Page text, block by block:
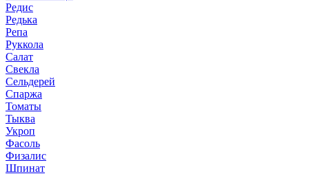
Редис
Редька
Репа
Руккола
Салат
Свекла
Сельдерей
Спаржа
Томаты
Тыква
Укроп
Фасоль
Физалис
Шпинат